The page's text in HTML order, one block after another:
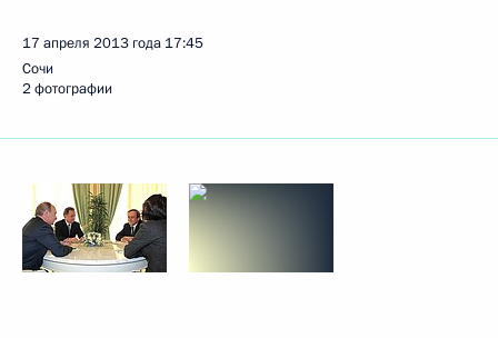
17 апреля 2013 года 17:45
Сочи
2 фотографии